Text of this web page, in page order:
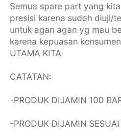
Semua spare part yang
presisi karena sudah diuji/
untuk agan agan yg mau
karena kepuasan
UTAMA KITA
CATATAN:
-PRODUK DIJAMIN 100
-PRODUK DIJAMIN SESUAI